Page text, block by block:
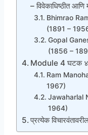
– विवेकाधिष्ठीत आणि
Bhimrao
(1891 –
Gopal
(1856 –
Module 4 घटक ४
Ram
1967)
Jawaharlal
1964)
प्रत्येक